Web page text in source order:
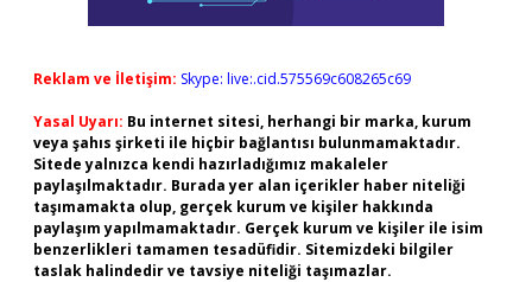
Reklam ve İletişim: Skype: live:.cid.575569c608265c69
Yasal Uyarı: Bu internet sitesi, herhangi bir marka, kurum
veya şahıs şirketi ile hiçbir bağlantısı bulunmamaktadır.
Sitede yalnızca kendi hazırladığımız makaleler
paylaşılmaktadır. Burada yer alan içerikler haber niteliği
taşımamakta olup, gerçek kurum ve kişiler hakkında
paylaşım yapılmamaktadır. Gerçek kurum ve kişiler ile isim
benzerlikleri tamamen tesadüfidir. Sitemizdeki bilgiler
taslak halindedir ve tavsiye niteliği taşımazlar.